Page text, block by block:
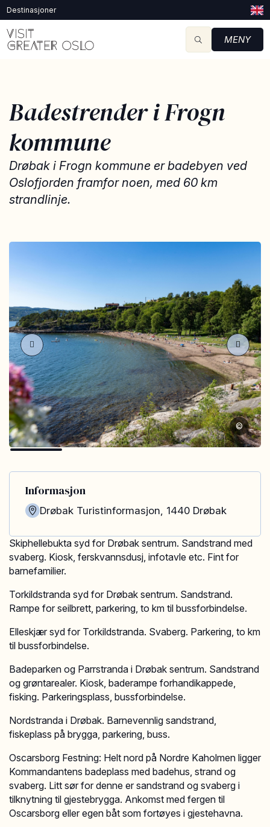
Destinasjoner
MENY
Badestrender i Frogn
kommune
Drøbak i Frogn kommune er badebyen ved
Oslofjorden framfor noen, med 60 km
strandlinje.
©
Skiphellebukta syd for Drøbak sentrum. Sandstrand med
svaberg. Kiosk, ferskvannsdusj, infotavle etc. Fint for
barnefamilier.
Torkildstranda syd for Drøbak sentrum. Sandstrand.
Rampe for seilbrett, parkering, to km til bussforbindelse.
Elleskjær syd for Torkildstranda. Svaberg. Parkering, to km
til bussforbindelse.
Badeparken og Parrstranda i Drøbak sentrum. Sandstrand
og grøntarealer. Kiosk, baderampe forhandikappede,
fisking. Parkeringsplass, bussforbindelse.
Nordstranda i Drøbak. Barnevennlig sandstrand,
fiskeplass på brygga, parkering, buss.
Oscarsborg Festning: Helt nord på Nordre Kaholmen ligger
Kommandantens badeplass med badehus, strand og
svaberg. Litt sør for denne er sandstrand og svaberg i
tilknytning til gjestebrygga. Ankomst med fergen til
Oscarsborg eller egen båt som fortøyes i gjestehavna.
Informasjon
Drøbak Turistinformasjon, 1440 Drøbak